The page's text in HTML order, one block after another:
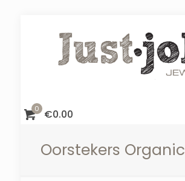
0 €0.00
Oorstekers Organic